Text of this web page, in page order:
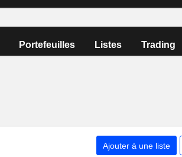
Portefeuilles Listes Trading
Ajouter à une liste